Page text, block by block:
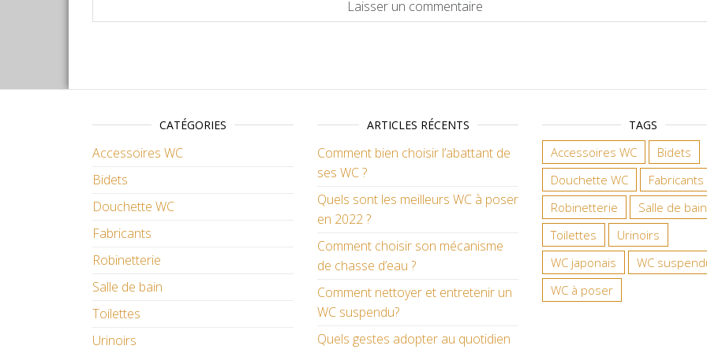
CATÉGORIES
Accessoires WC
Bidets
Douchette WC
Fabricants
Robinetterie
Salle de bain
Toilettes
Urinoirs
ARTICLES RÉCENTS
Comment bien choisir l’abattant de
ses WC ?
Quels sont les meilleurs WC à poser
en 2022 ?
Comment choisir son mécanisme
de chasse d’eau ?
Comment nettoyer et entretenir un
WC suspendu?
Quels gestes adopter au quotidien
TAGS
Accessoires WC
Bidets
Douchette WC
Fabricants
Robinetterie
Salle de bain
Toilettes
Urinoirs
WC japonais
WC
WC à poser